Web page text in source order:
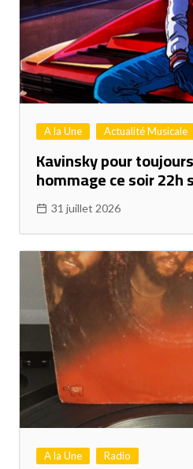
A la Une Actualité Musicale
Kavinsky pour
hommage ce soir 22h
31 juillet 2026
A la Une Radio